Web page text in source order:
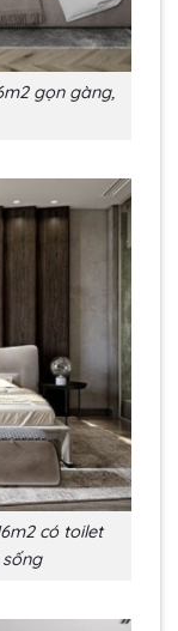
gọn gàng,
có toilet